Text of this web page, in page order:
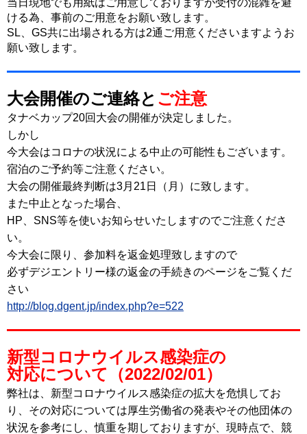
ける為、事前のご用意をお願い致します。
SL、GS共に出場される方は2通ご用意くださいますようお
願い致します。
大会開催のご連絡と ご注意
タナベカップ20回大会の開催が決定しました。
しかし
今大会はコロナの状況による中止の可能性もございます。
宿泊のご予約等ご注意ください。
大会の開催最終判断は3月21日（月）に致します。
また中止となった場合、
HP、SNS等を使いお知らせいたしますのでご注意くださ
い。
今大会に限り、参加料を返金処理致しますので
必ずデジエントリー様の返金の手続きのページをご覧くだ
さい
http://blog.dgent.jp/index.php?e=522
新型コロナウイルス感染症の
対応について（2022/02/01）
弊社は、新型コロナウイルス感染症の拡大を危惧してお
り、その対応については厚生労働省の発表やその他団体の
状況を参考にし、慎重を期しておりますが、現時点で、競